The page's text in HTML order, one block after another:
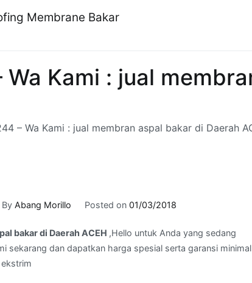
Membrane Bakar
Kami : jual
– Wa Kami : jual membran aspal bakar di Daerah
ByAbang Morillo Posted on 01/03/2018
bakar di Daerah ACEH ,Hello untuk Anda yang sedang
sekarang dan dapatkan harga spesial serta garansi minimal